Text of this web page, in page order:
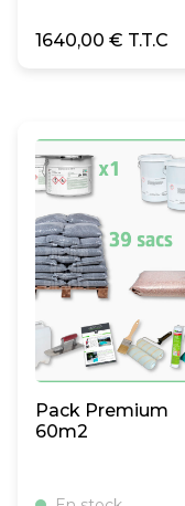
1640,00 €
Pack Premium
60m2